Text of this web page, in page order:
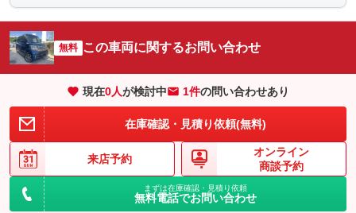
：装備なし ：装備なし
サイドカメラ
：装備なし ルーフレール
：装備なし
：装備なし
：装備なし
装備略号／用語解説
無料 この車両に関するお問い合わせ
現在0人が検討中 1件の問い合わせあり
在庫確認・見積り依頼(無料)
来店予約
オンライン
商談予約
まずは在庫確認・見積り依頼
無料電話でお問い合わせ